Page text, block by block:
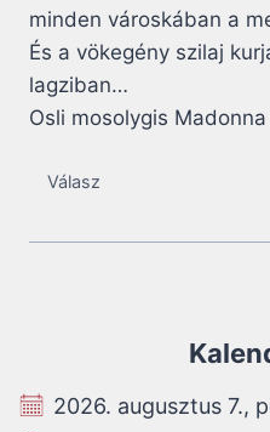
minden városkában a
És a vökegény szilaj
lagziban…
Osli mosolygis
Válasz
2026. augusztus 7.,